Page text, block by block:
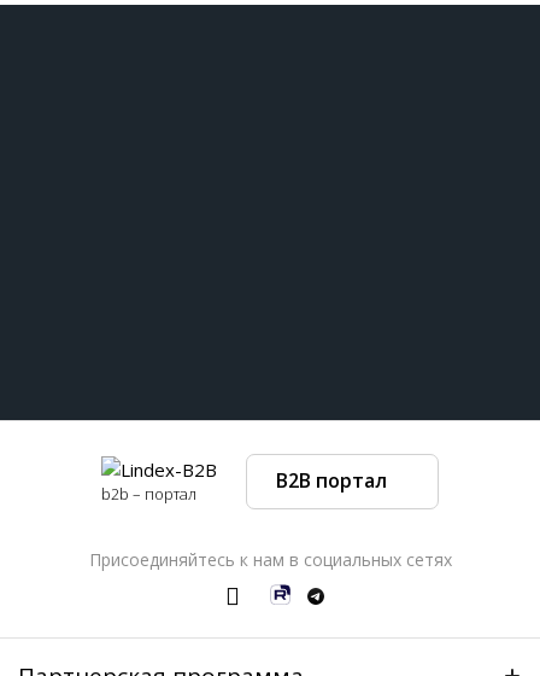
b2b – портал B2B портал
Присоединяйтесь к нам в социальных сетях